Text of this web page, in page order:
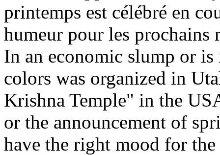
printemps est célébré en
humeur pour les prochains
In an economic slump or
colors was organized in
Krishna Temple" in the
or the announcement of
have the right mood for